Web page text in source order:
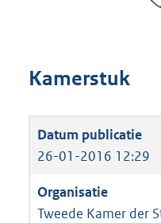
Kamerstuk
26-01-2016 12:29
Tweede Kamer der